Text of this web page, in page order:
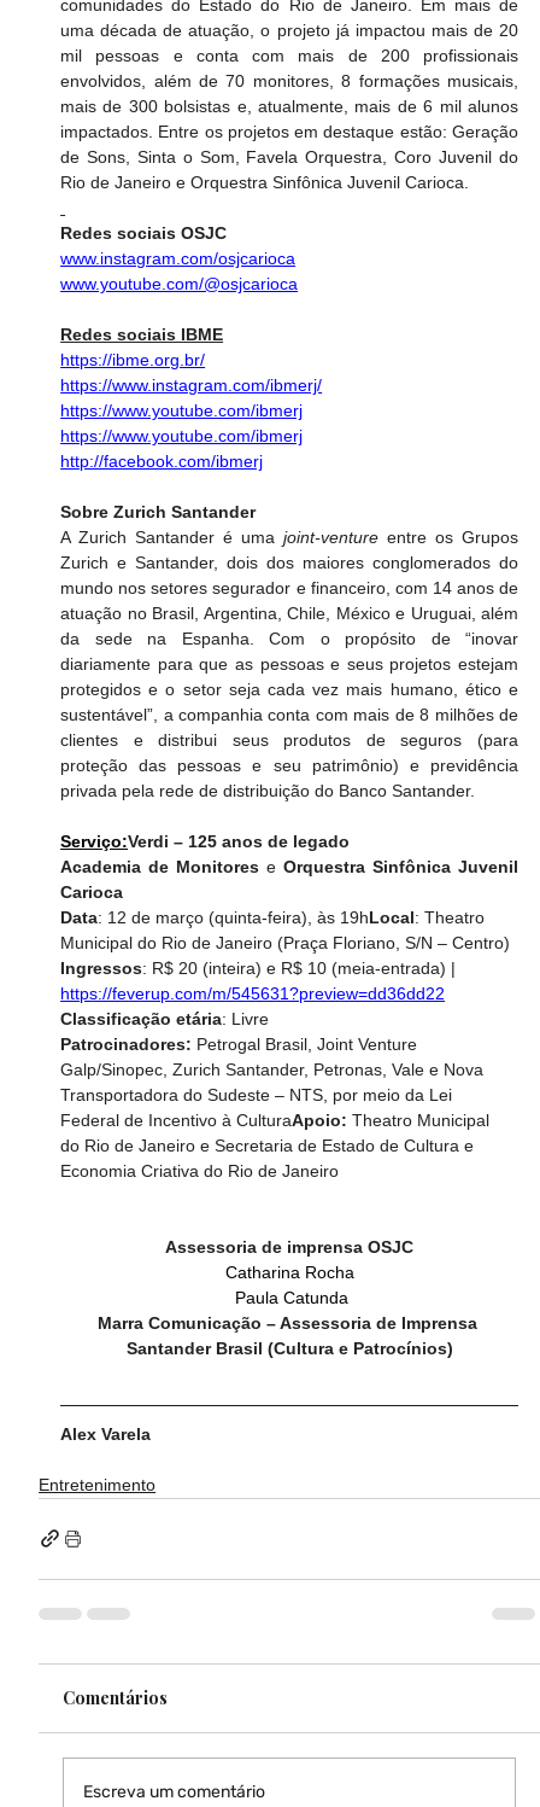
comunidades do Estado do Rio de Janeiro. Em mais de
uma década de atuação, o projeto já impactou mais de 20
mil pessoas e conta com mais de 200 profissionais
envolvidos, além de 70 monitores, 8 formações musicais,
mais de 300 bolsistas e, atualmente, mais de 6 mil alunos
impactados. Entre os projetos em destaque estão: Geração
de Sons, Sinta o Som, Favela Orquestra, Coro Juvenil do
Rio de Janeiro e Orquestra Sinfônica Juvenil Carioca.
Redes sociais OSJC
www.instagram.com/osjcarioca
www.youtube.com/@osjcarioca
Redes sociais IBME
https://ibme.org.br/
https://www.instagram.com/ibmerj/
https://www.youtube.com/ibmerj
https://www.youtube.com/ibmerj
http://facebook.com/ibmerj
Sobre Zurich Santander
A Zurich Santander é uma joint-venture entre os Grupos
Zurich e Santander, dois dos maiores conglomerados do
mundo nos setores segurador e financeiro, com 14 anos de
atuação no Brasil, Argentina, Chile, México e Uruguai, além
da sede na Espanha. Com o propósito de “inovar
diariamente para que as pessoas e seus projetos estejam
protegidos e o setor seja cada vez mais humano, ético e
sustentável”, a companhia conta com mais de 8 milhões de
clientes e distribui seus produtos de seguros (para
proteção das pessoas e seu patrimônio) e previdência
privada pela rede de distribuição do Banco Santander.
Serviço:Verdi – 125 anos de legado
Academia de Monitores e Orquestra Sinfônica Juvenil
Carioca
Data: 12 de março (quinta-feira), às 19hLocal: Theatro
Municipal do Rio de Janeiro (Praça Floriano, S/N – Centro)
Ingressos: R$ 20 (inteira) e R$ 10 (meia-entrada) |
https://feverup.com/m/545631?preview=dd36dd22
Classificação etária: Livre
Patrocinadores: Petrogal Brasil, Joint Venture
Galp/Sinopec, Zurich Santander, Petronas, Vale e Nova
Transportadora do Sudeste – NTS, por meio da Lei
Federal de Incentivo à CulturaApoio: Theatro Municipal
do Rio de Janeiro e Secretaria de Estado de Cultura e
Economia Criativa do Rio de Janeiro
Assessoria de imprensa OSJC
Catharina Rocha
Paula Catunda
Marra Comunicação – Assessoria de Imprensa
Santander Brasil (Cultura e Patrocínios)
Alex Varela
Entretenimento
Comentários
Escreva um comentário